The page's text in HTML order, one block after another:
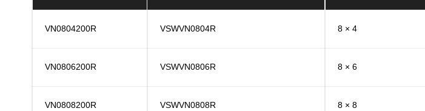
VN0804200R VSWVN0804R 8 × 4
VN0806200R VSWVN0806R 8 × 6
VN0808200R VSWVN0808R 8 × 8